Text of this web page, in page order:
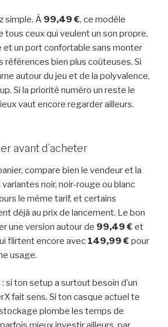
simple. À 99,49 €, ce modèle
tous ceux qui veulent un son propre,
un port confortable sans monter
références bien plus coûteuses. Si
autour du jeu et de la polyvalence,
Si la priorité numéro un reste le
vaut encore regarder ailleurs.
avant d’acheter
compare bien le vendeur et la
noir, noir-rouge ou blanc
le même tarif, et certains
déjà au prix de lancement. Le bon
une version autour de 99,49 € et
flirtent encore avec 149,99 € pour
usage.
si ton setup a surtout besoin d’un
fait sens. Si ton casque actuel te
plombe les temps de